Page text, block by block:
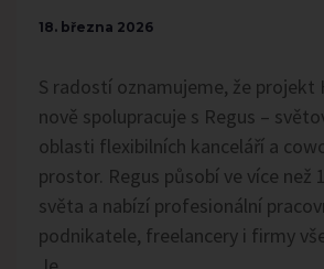
18. března 2026
S radostí oznamujeme, že projekt
nově spolupracuje s Regus –
oblasti flexibilních kanceláří a
prostor. Regus působí ve více než 120 zemích
světa a nabízí profesionální
podnikatele, freelancery i firmy